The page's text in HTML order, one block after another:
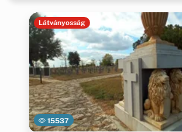
15537
Látványosság